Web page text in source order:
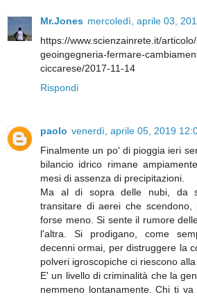
Mr.Jones mercoledì, aprile 03,
https://www.scienzainrete.it/
geoingegneria-fermare-
ciccarese/2017-11-14
Rispondi
paolo venerdì, aprile 05, 2019
Finalmente un po' di pioggia ieri
bilancio idrico rimane
mesi di assenza di precipitazioni.
Ma al di sopra delle nubi, da
transitare di aerei che
forse meno. Si sente il rumore
l'altra. Si prodigano, come
decenni ormai, per distruggere la
polveri igroscopiche ci riescono alla
E' un livello di criminalità che la
nemmeno lontanamente. Chi ti